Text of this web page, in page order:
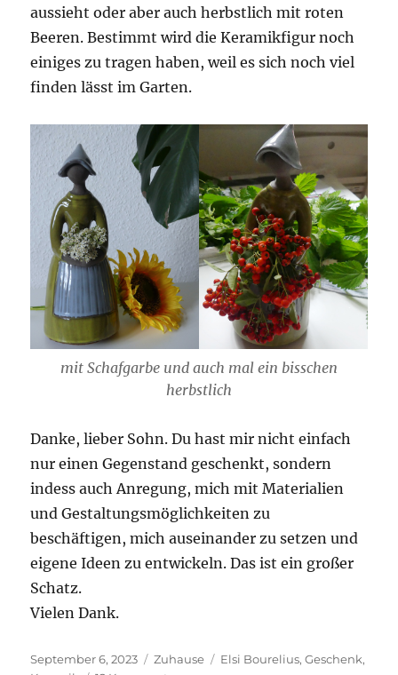
aussieht oder aber auch herbstlich mit roten
Beeren. Bestimmt wird die Keramikfigur noch
einiges zu tragen haben, weil es sich noch viel
finden lässt im Garten.
mit Schafgarbe und auch mal ein bisschen
herbstlich
Danke, lieber Sohn. Du hast mir nicht einfach
nur einen Gegenstand geschenkt, sondern
indess auch Anregung, mich mit Materialien
und Gestaltungsmöglichkeiten zu
beschäftigen, mich auseinander zu setzen und
eigene Ideen zu entwickeln. Das ist ein großer
Schatz.
Vielen Dank.
Veröffentlicht
September 6, 2023 Kategorien
Zuhause Schlagwörter
Elsi Bourelius,Geschenk,